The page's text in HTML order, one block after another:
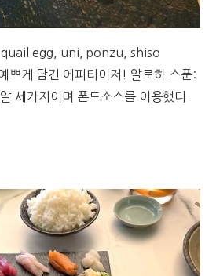
egg, uni, ponzu, shiso
게 담긴 에피타이저! 알로하 스푼:
세가지이며 폰드소스를 이용했다